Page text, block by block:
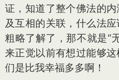
证，知道了整个佛法的
及互相的关联，什么法
粗略了解了，那不就是“
来正觉以前有想过能够
们是比我幸福多多啊！